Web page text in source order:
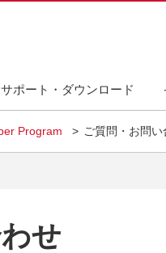
サポート・ダウンロード
Program ご質問・お問い
せ